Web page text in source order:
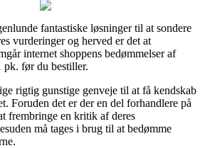
fantastiske løsninger til at sondere
vurderinger og herved er det at
internet shoppens bedømmelser af
pk. før du bestiller.
rigtig gunstige genveje til at få kendskab
Foruden det er der en del forhandlere på
frembringe en kritik af deres
må tages i brug til at bedømme